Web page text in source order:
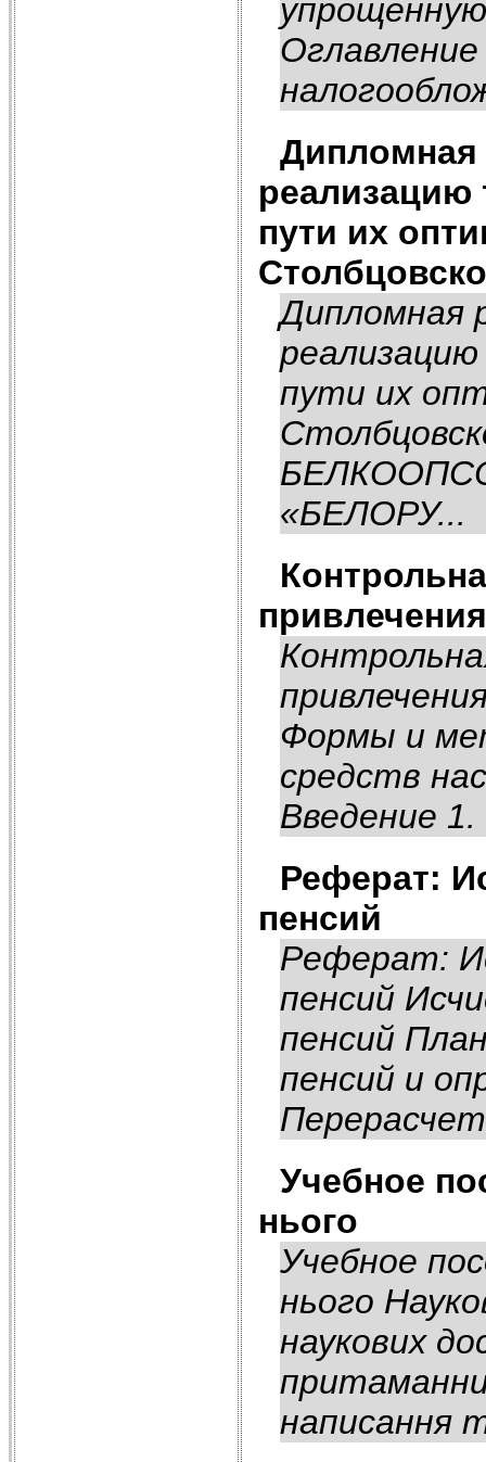
Дипломная
реализацию
пути их
Дипломная
пути их
«БЕЛОРУ...
Формы и
средств
Введение 1.
Реферат:
пенсий
Реферат:
пенсий
пенсий
пенсий и
Учебное
нього
Учебное
нього
наукових
написання